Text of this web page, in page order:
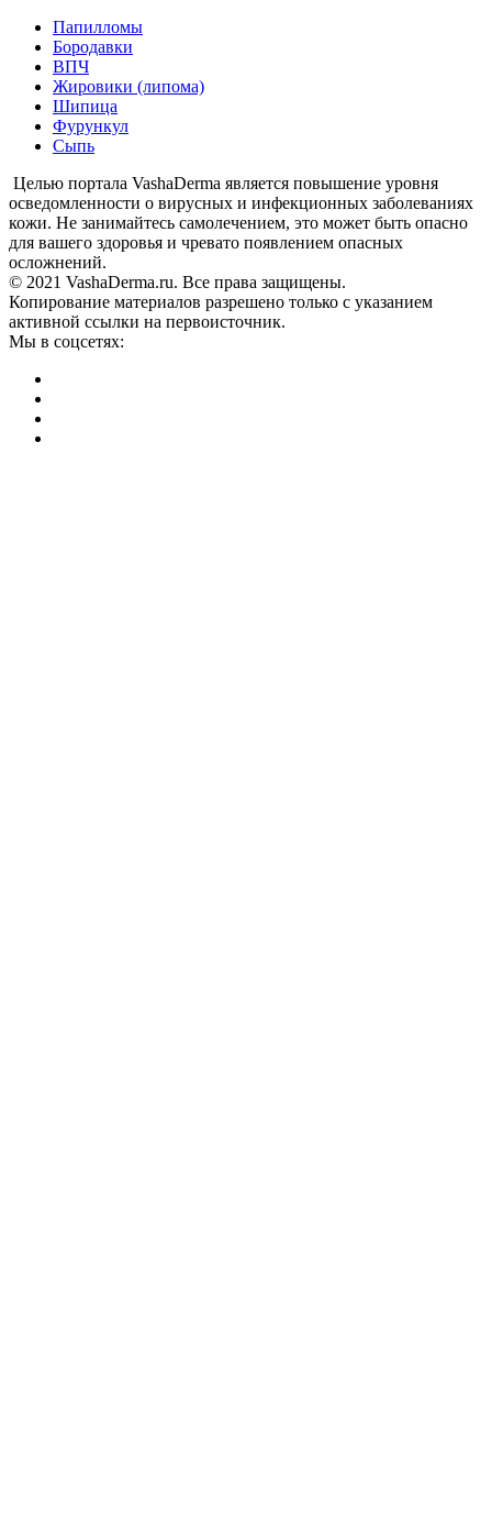
Папилломы
Бородавки
ВПЧ
Жировики (липома)
Шипица
Фурункул
Сыпь
Целью портала VashaDerma является повышение уровня
осведомленности о вирусных и инфекционных заболеваниях
кожи. Не занимайтесь самолечением, это может быть опасно
для вашего здоровья и чревато появлением опасных
осложнений.
© 2021 VashaDerma.ru. Все права защищены.
Копирование материалов разрешено только с указанием
активной ссылки на первоисточник.
Мы в соцсетях: